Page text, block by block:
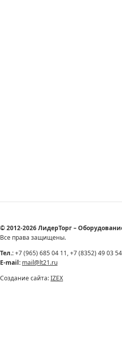
© 2012-2026 ЛидерТорг –
Все права защищены.
Тел.:+7 (965) 685 04 11, +7 (8352) 49 03
E-mail: mail@lt21.ru
Создание сайта:IZEX